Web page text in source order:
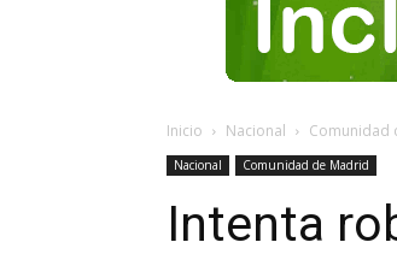
Inicio Nacional Comunidad
Nacional Comunidad de Madrid
Intenta